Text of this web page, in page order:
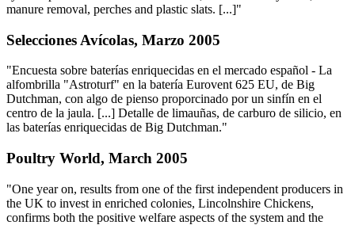
manure removal, perches and plastic slats. [...]"
Selecciones Avícolas, Marzo 2005
"Encuesta sobre baterías enriquecidas en el mercado español - La
alfombrilla "Astroturf" en la batería Eurovent 625 EU, de Big
Dutchman, con algo de pienso proporcinado por un sinfín en el
centro de la jaula. [...] Detalle de limauñas, de carburo de silicio, en
las baterías enriquecidas de Big Dutchman."
Poultry World, March 2005
"One year on, results from one of the first independent producers in
the UK to invest in enriched colonies, Lincolnshire Chickens,
confirms both the positive welfare aspects of the system and the